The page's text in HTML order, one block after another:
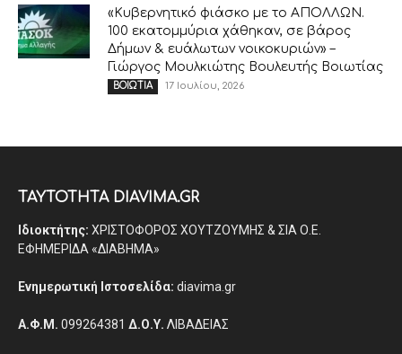
«Κυβερνητικό φιάσκο με το ΑΠΟΛΛΩΝ.
100 εκατομμύρια χάθηκαν, σε βάρος
Δήμων & ευάλωτων νοικοκυριών» –
Γιώργος Μουλκιώτης Βουλευτής Βοιωτίας
ΒΟΙΩΤΙΑ 17 Ιουλίου, 2026
ΤΑΥΤΟΤΗΤΑ DIAVIMA.GR
Ιδιοκτήτης: ΧΡΙΣΤΟΦΟΡΟΣ ΧΟΥΤΖΟΥΜΗΣ & ΣΙΑ Ο.Ε.
ΕΦΗΜΕΡΙΔΑ «ΔΙΑΒΗΜΑ»
Ενημερωτική Ιστοσελίδα: diavima.gr
Α.Φ.Μ. 099264381 Δ.Ο.Υ. ΛΙΒΑΔΕΙΑΣ